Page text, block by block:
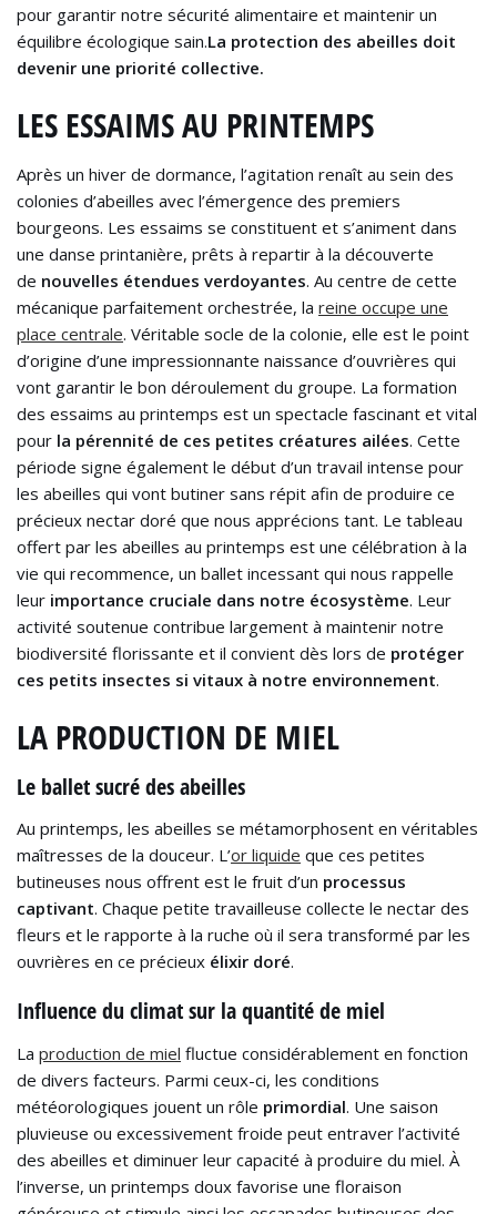
pour garantir notre sécurité alimentaire et maintenir un
équilibre écologique sain.La protection des abeilles doit
devenir une priorité collective.
LES ESSAIMS AU PRINTEMPS
Après un hiver de dormance, l’agitation renaît au sein des
colonies d’abeilles avec l’émergence des premiers
bourgeons. Les essaims se constituent et s’animent dans
une danse printanière, prêts à repartir à la découverte
de nouvelles étendues verdoyantes. Au centre de cette
mécanique parfaitement orchestrée, la reine occupe une
place centrale. Véritable socle de la colonie, elle est le point
d’origine d’une impressionnante naissance d’ouvrières qui
vont garantir le bon déroulement du groupe. La formation
des essaims au printemps est un spectacle fascinant et vital
pour la pérennité de ces petites créatures ailées. Cette
période signe également le début d’un travail intense pour
les abeilles qui vont butiner sans répit afin de produire ce
précieux nectar doré que nous apprécions tant. Le tableau
offert par les abeilles au printemps est une célébration à la
vie qui recommence, un ballet incessant qui nous rappelle
leur importance cruciale dans notre écosystème. Leur
activité soutenue contribue largement à maintenir notre
biodiversité florissante et il convient dès lors de protéger
ces petits insectes si vitaux à notre environnement.
LA PRODUCTION DE MIEL
Le ballet sucré des abeilles
Au printemps, les abeilles se métamorphosent en véritables
maîtresses de la douceur. L’or liquide que ces petites
butineuses nous offrent est le fruit d’un processus
captivant. Chaque petite travailleuse collecte le nectar des
fleurs et le rapporte à la ruche où il sera transformé par les
ouvrières en ce précieux élixir doré.
Influence du climat sur la quantité de miel
La production de miel fluctue considérablement en fonction
de divers facteurs. Parmi ceux-ci, les conditions
météorologiques jouent un rôle primordial. Une saison
pluvieuse ou excessivement froide peut entraver l’activité
des abeilles et diminuer leur capacité à produire du miel. À
l’inverse, un printemps doux favorise une floraison